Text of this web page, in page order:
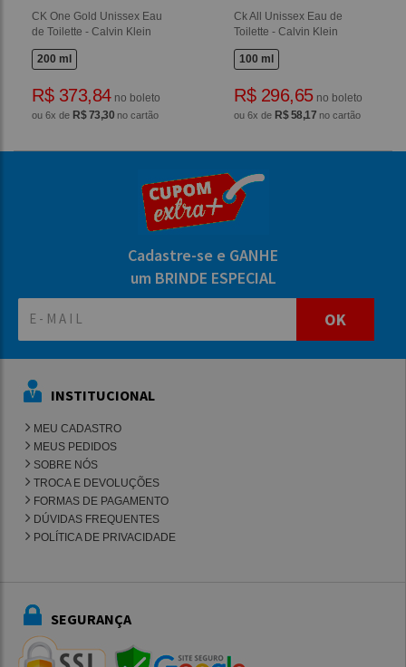
CK One Gold Unissex Eau
de Toilette - Calvin Klein
200 ml
R$ 373,84no boleto
ou 6x de R$ 73,30 no cartão
Ck All Unissex Eau de
Toilette - Calvin Klein
100 ml
R$ 296,65no boleto
ou 6x de R$ 58,17 no cartão
Cadastre-se e GANHE
um BRINDE ESPECIAL
OK
INSTITUCIONAL
MEU CADASTRO
MEUS PEDIDOS
SOBRE NÓS
TROCA E DEVOLUÇÕES
FORMAS DE PAGAMENTO
DÚVIDAS FREQUENTES
POLÍTICA DE PRIVACIDADE
SEGURANÇA